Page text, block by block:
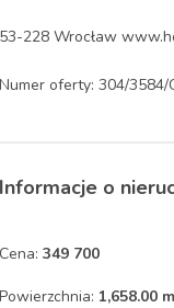
53-228 Wrocław
Numer oferty: 304/3584/
Informacje o
Cena: 349 700
Powierzchnia: 1,658.00 m